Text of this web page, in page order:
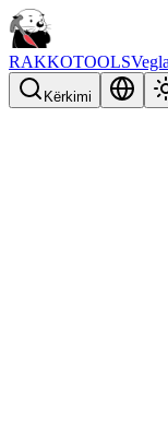
RAKKOTOOLS
Kërkimi